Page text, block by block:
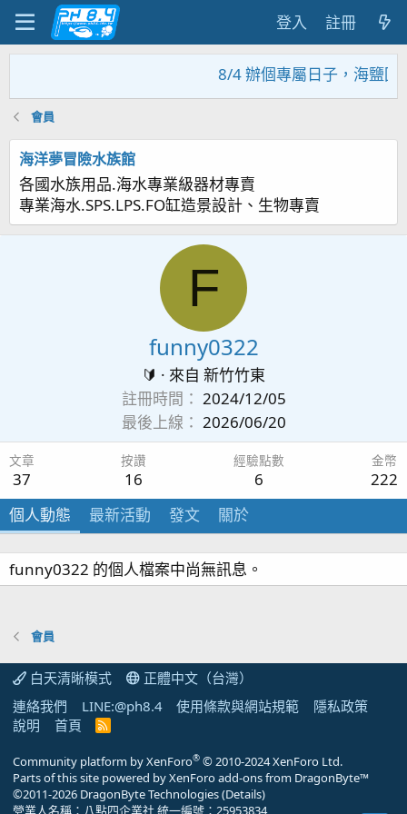
登入 註冊
8/4 辦個專屬日子，海鹽回
會員
海洋夢冒險水族館
各國水族用品.海水專業級器材專賣
專業海水.SPS.LPS.FO缸造景設計、生物專賣
F
funny0322
🔰 · 來自 新竹竹東
註冊時間
2024/12/05
最後上線
2026/06/20
文章
37
按讚
16
經驗點數
6
金幣
222
個人動態
最新活動 發文 關於
funny0322 的個人檔案中尚無訊息。
會員
白天清晰模式
正體中文（台灣）
連絡我們
LINE:@ph8.4 使用條款與網站規範
隱私政策
說明
首頁
R
Community platform by XenForo® © 2010-2024 XenForo Ltd.
Parts of this site powered byXenForo add-ons from DragonByte™
©2011-2026 DragonByte Technologies(Details)
營業人名稱：八點四企業社 統一編號：25953834